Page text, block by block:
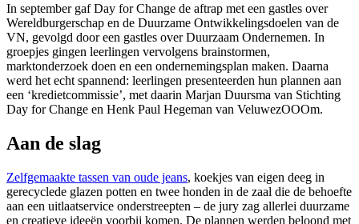
In september gaf Day for Change de aftrap met een gastles over
Wereldburgerschap en de Duurzame Ontwikkelingsdoelen van de
VN, gevolgd door een gastles over Duurzaam Ondernemen. In
groepjes gingen leerlingen vervolgens brainstormen,
marktonderzoek doen en een ondernemingsplan maken. Daarna
werd het echt spannend: leerlingen presenteerden hun plannen aan
een ‘kredietcommissie’, met daarin Marjan Duursma van Stichting
Day for Change en Henk Paul Hegeman van VeluwezOOOm.
Aan de slag
Zelfgemaakte tassen van oude jeans, koekjes van eigen deeg in
gerecyclede glazen potten en twee honden in de zaal die de behoefte
aan een uitlaatservice onderstreepten – de jury zag allerlei duurzame
en creatieve ideeën voorbij komen. De plannen werden beloond met